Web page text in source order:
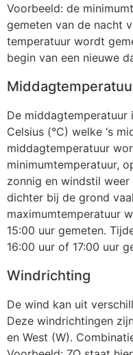
Voorbeeld: de
gemeten van de nacht
temperatuur wordt
begin van een nieuwe
De
Celsius (°C) welke ‘s
middagtemperatuur
minimumtemperatuur,
zonnig en windstil
dichter bij de grond
maximumtemperatuur
15:00 uur gemeten.
16:00 uur of 17:00 uur
Windrichting
De wind kan uit
Deze windrichtingen
en West (W).